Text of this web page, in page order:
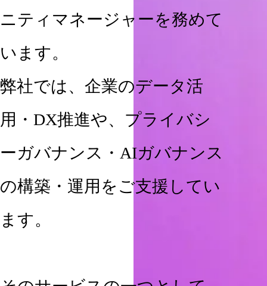
ニティマネージャーを務めて
います。
弊社では、企業のデータ活
用・DX推進や、プライバシ
ーガバナンス・AIガバナンス
の構築・運用をご支援してい
ます。